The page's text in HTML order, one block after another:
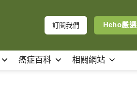
訂閱我們 Heho嚴選
癌症百科 相關網站